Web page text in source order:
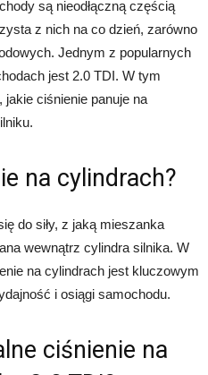
są nieodłączną częścią
z nich na co dzień, zarówno
Jednym z popularnych
jest 2.0 TDI. W tym
ciśnienie panuje na
na cylindrach?
do siły, z jaką mieszanka
wewnątrz cylindra silnika. W
na cylindrach jest kluczowym
i osiągi samochodu.
ciśnienie na